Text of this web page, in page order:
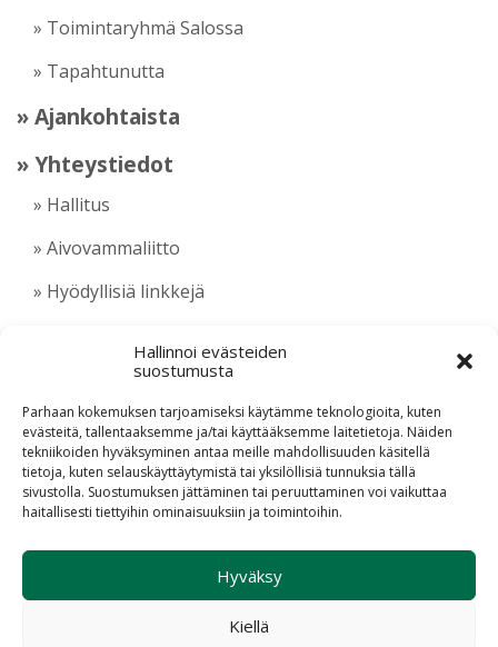
Hallinnoi evästeiden
suostumusta
Parhaan kokemuksen tarjoamiseksi käytämme teknologioita, kuten
evästeitä, tallentaaksemme ja/tai käyttääksemme laitetietoja. Näiden
tekniikoiden hyväksyminen antaa meille mahdollisuuden käsitellä
tietoja, kuten selauskäyttäytymistä tai yksilöllisiä tunnuksia tällä
sivustolla. Suostumuksen jättäminen tai peruuttaminen voi vaikuttaa
haitallisesti tiettyihin ominaisuuksiin ja toimintoihin.
Hyväksy
Kiellä
» Toimintaryhmä Salossa
» Tapahtunutta
» Ajankohtaista
» Yhteystiedot
» Hallitus
» Aivovammaliitto
» Hyödyllisiä linkkejä
Evästekäytäntö (EU)
© 2026 Aivovammaliitto ry
Suunnittelu ja toteutus Haaja